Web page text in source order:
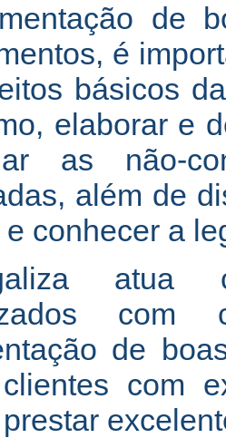
de
é
básicos
elaborar e
as não-
além de
e conhecer a
atua
de
com